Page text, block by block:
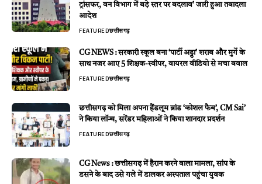
ट्रांसफर, वन विभाग में बड़े स्तर पर बदलाव’ जारी हुआ तबादला
आदेश
FEATUREDछत्तीसगढ़
CG NEWS : सरकारी स्कूल बना ‘पार्टी अड्डा’ शराब और मुर्गे के
साथ नजर आए 5 शिक्षक-स्वीपर, वायरल वीडियो से मचा बवाल
FEATUREDछत्तीसगढ़
छत्तीसगढ़ को मिला अपना हैंडलूम ब्रांड ‘कोशल फैब’, CM Sai’
ने किया लॉन्च, सरेंडर महिलाओं ने किया शानदार प्रदर्शन
FEATUREDछत्तीसगढ़
CG News : छत्तीसगढ़ में हैरान करने वाला मामला, सांप के
डसने के बाद उसे गले में डालकर अस्पताल पहुंचा युवक